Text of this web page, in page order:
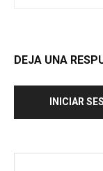
DEJA UNA
INICIAR